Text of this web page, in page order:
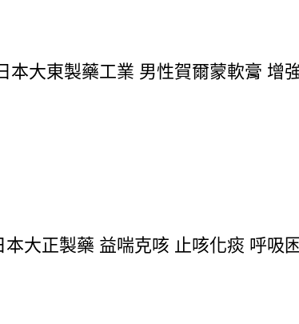
本大東製藥工業 男性賀爾蒙軟膏
本大正製藥 益喘克咳 止咳化痰 呼